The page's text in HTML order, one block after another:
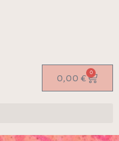
0,00 € 0